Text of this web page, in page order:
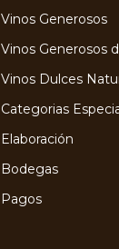
Vinos Generosos
Vinos Generosos
Vinos Dulces
Categorias
Elaboración
Bodegas
Pagos